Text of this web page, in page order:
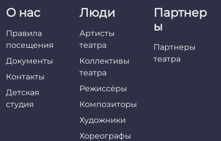
О нас
Правила
посещения
Документы
Контакты
Детская
студия
Люди
Артисты
театра
Коллективы
театра
Режиссёры
Композиторы
Художники
Хореографы
Партнер
ы
Партнеры
театра